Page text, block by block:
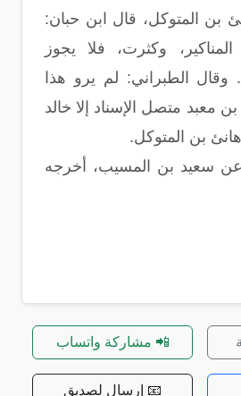
بن المتوكل، قال ابن حبان:
وكثرت، فلا يجوز
وقال الطبراني: لم يرو هذا
معبد متصل الإسناد إلا خالد
بن المتوكل.
سعيد بن المسيب، أخرجه
📲 مشاركة واتساب
📧 إرسال لصديق